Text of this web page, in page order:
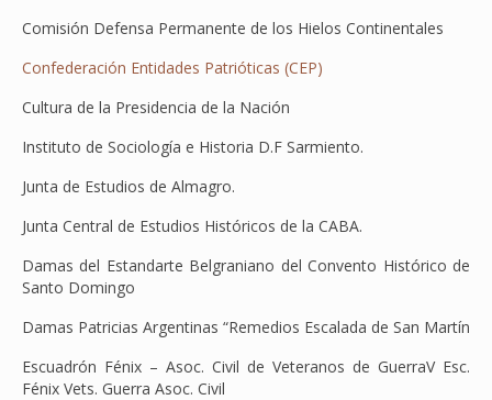
Comisión Defensa Permanente de los Hielos Continentales
Confederación Entidades Patrióticas (CEP)
Cultura de la Presidencia de la Nación
Instituto de Sociología e Historia D.F Sarmiento.
Junta de Estudios de Almagro.
Junta Central de Estudios Históricos de la CABA.
Damas del Estandarte Belgraniano del Convento Histórico de
Santo Domingo
Damas Patricias Argentinas “Remedios Escalada de San Martín
Escuadrón Fénix – Asoc. Civil de Veteranos de GuerraV Esc.
Fénix Vets. Guerra Asoc. Civil